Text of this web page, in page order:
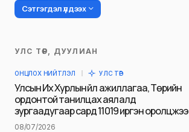
Сэтгэгдэл үлдээх
Таны имэйл хаягийг нийтлэхгүй.
тэмдэглэсэн
Name
УЛС ТӨР, ДУУЛИАН
ОНЦЛОХ НИЙТЛЭЛ УЛС ТӨР
Улсын Их Хурлын үйл ажиллагаа, Төрийн
ордонтой танилцах аялалд
зургаадугаар сард 11019 иргэн оролцжээ
08/07/2026